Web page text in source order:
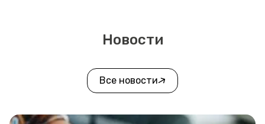
Новости
Все новости